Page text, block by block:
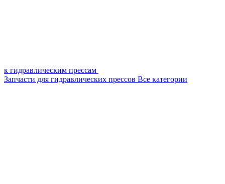
к гидравлическим прессам
Запчасти для гидравлических прессов Все категории